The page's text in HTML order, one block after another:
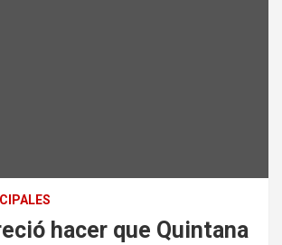
hacer que Quintana